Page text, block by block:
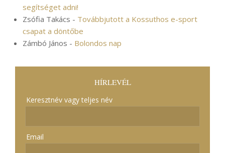
segítséget adni!
Zsófia Takács - Továbbjutott a Kossuthos e-sport
csapat a döntőbe
Zámbó János - Bolondos nap
HÍRLEVÉL
Keresztnév vagy teljes név
Email